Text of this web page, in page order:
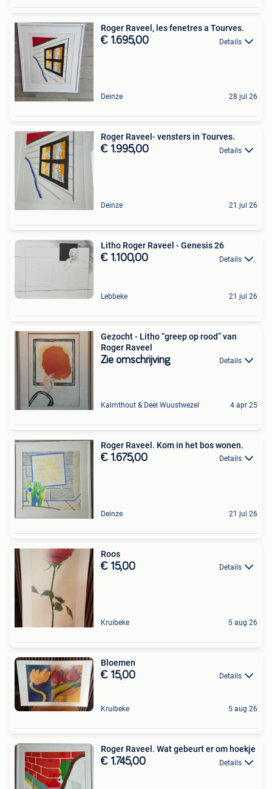
Roger Raveel, les fenetres a Tourves.
€ 1.695,00 Details
Deinze 28 jul 26
Roger Raveel- vensters in Tourves.
€ 1.995,00 Details
Deinze 21 jul 26
Litho Roger Raveel - Genesis 26
€ 1.100,00 Details
Lebbeke 21 jul 26
Gezocht - Litho “greep op rood” van
Roger Raveel
Zie omschrijving Details
Kalmthout & Deel Wuustwezel 4 apr 25
Roger Raveel. Kom in het bos wonen.
€ 1.675,00 Details
Deinze 21 jul 26
Roos
€ 15,00 Details
Kruibeke 5 aug 26
Bloemen
€ 15,00 Details
Kruibeke 5 aug 26
Roger Raveel. Wat gebeurt er om hoekje
€ 1.745,00 Details